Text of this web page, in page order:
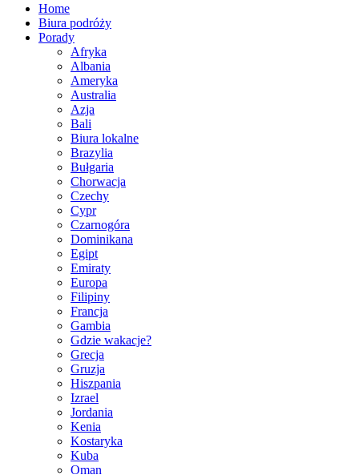
Home
Biura podróży
Porady
Afryka
Albania
Ameryka
Australia
Azja
Bali
Biura lokalne
Brazylia
Bułgaria
Chorwacja
Czechy
Cypr
Czarnogóra
Dominikana
Egipt
Emiraty
Europa
Filipiny
Francja
Gambia
Gdzie wakacje?
Grecja
Gruzja
Hiszpania
Izrael
Jordania
Kenia
Kostaryka
Kuba
Oman